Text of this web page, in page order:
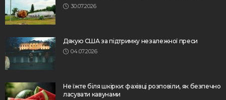
30.07.2026
Дякую США за підтримку незалежної преси
04.07.2026
Не їжте біля шкірки: фахівці розповіли, як безпечно
ласувати кавунами